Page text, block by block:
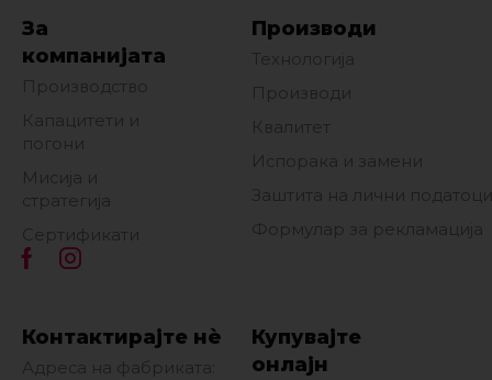
За
компанијата
Производство
Капацитети и
погони
Мисија и
стратегија
Сертификати
Производи
Технологија
Производи
Квалитет
Испорака и замени
Заштита на лични податоци
Формулар за рекламација
Контактирајте нè
Адреса на фабриката:
Купувајте
онлајн